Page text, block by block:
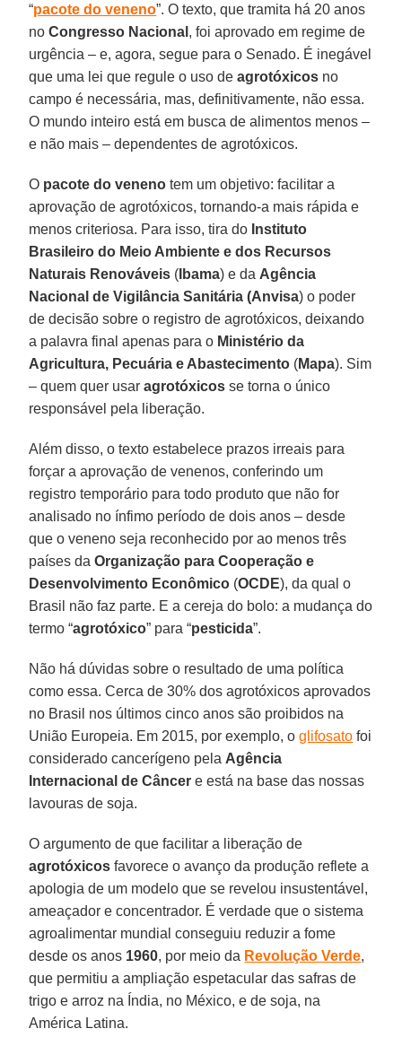
“pacote do veneno”. O texto, que tramita há 20 anos
noCongresso Nacional , foi aprovado em regime de
urgência – e, agora, segue para o Senado. É inegável
que uma lei que regule o uso deagrotóxicos no
campo é necessária, mas, definitivamente, não essa.
O mundo inteiro está em busca de alimentos menos –
e não mais – dependentes de agrotóxicos.
O pacote do veneno tem um objetivo: facilitar a
aprovação de agrotóxicos, tornando-a mais rápida e
menos criteriosa. Para isso, tira do Instituto
Brasileiro do Meio Ambiente e dos Recursos
Naturais Renováveis ( Ibama) e da Agência
Nacional de Vigilância Sanitária (Anvisa) o poder
de decisão sobre o registro de agrotóxicos, deixando
a palavra final apenas para o Ministério da
Agricultura, Pecuária e Abastecimento (Mapa). Sim
– quem quer usaragrotóxicos se torna o único
responsável pela liberação.
Além disso, o texto estabelece prazos irreais para
forçar a aprovação de venenos, conferindo um
registro temporário para todo produto que não for
analisado no ínfimo período de dois anos – desde
que o veneno seja reconhecido por ao menos três
países daOrganização para Cooperação e
Desenvolvimento Econômico (OCDE), da qual o
Brasil não faz parte. E a cereja do bolo: a mudança do
termo “agrotóxico” para “pesticida”.
Não há dúvidas sobre o resultado de uma política
como essa. Cerca de 30% dos agrotóxicos aprovados
no Brasil nos últimos cinco anos são proibidos na
União Europeia. Em 2015, por exemplo, oglifosato foi
considerado cancerígeno pela Agência
Internacional de Câncer e está na base das nossas
lavouras de soja.
O argumento de que facilitar a liberação de
agrotóxicos favorece o avanço da produção reflete a
apologia de um modelo que se revelou insustentável,
ameaçador e concentrador. É verdade que o sistema
agroalimentar mundial conseguiu reduzir a fome
desde os anos 1960, por meio da Revolução Verde,
que permitiu a ampliação espetacular das safras de
trigo e arroz na Índia, no México, e de soja, na
América Latina.